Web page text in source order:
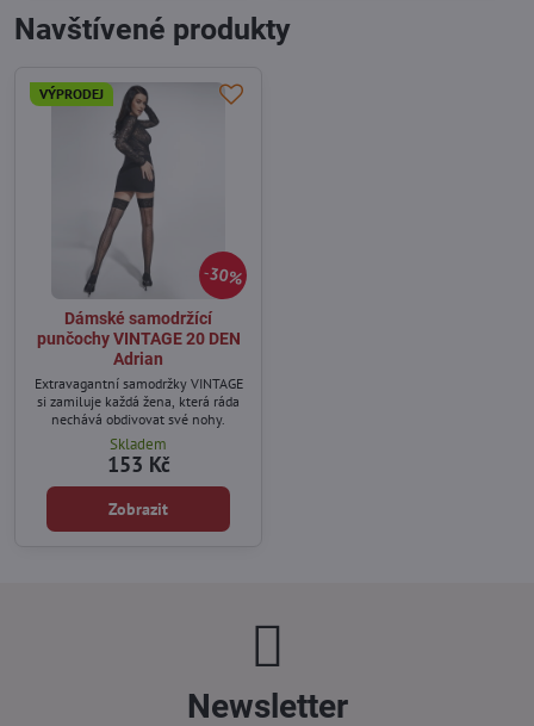
Navštívené produkty
30%
VÝPRODEJ
Dámské samodržící
punčochy VINTAGE 20 DEN
Adrian
Extravagantní samodržky VINTAGE
si zamiluje každá žena, která ráda
nechává obdivovat své nohy.
Skladem
153 Kč
Zobrazit
Newsletter